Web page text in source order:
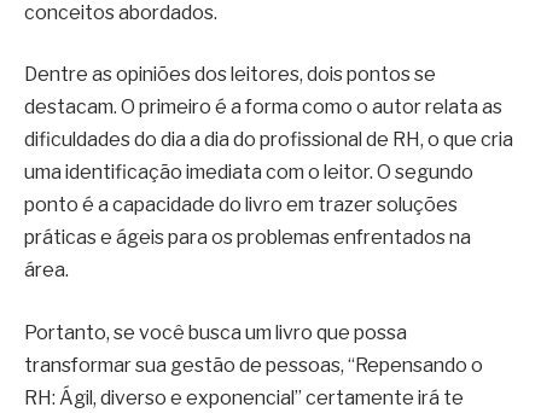
conceitos abordados.
Dentre as opiniões dos leitores, dois pontos se
destacam. O primeiro é a forma como o autor relata as
dificuldades do dia a dia do profissional de RH, o que cria
uma identificação imediata com o leitor. O segundo
ponto é a capacidade do livro em trazer soluções
práticas e ágeis para os problemas enfrentados na
área.
Portanto, se você busca um livro que possa
transformar sua gestão de pessoas, “Repensando o
RH: Ágil, diverso e exponencial” certamente irá te